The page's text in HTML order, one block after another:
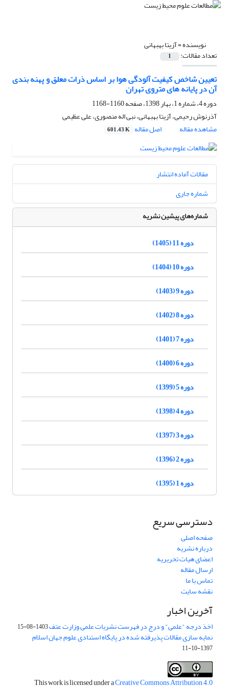
نویسنده =آزیتا بهبهانی
تعداد مقالات: 1
تعیین شاخص کیفیت آلودگی هوا بر اساس ذرات معلق و پهنه بندی
آن در پایانه های متروی تهران
دوره 4، شماره 1، بهار 1398، صفحه
1160-1168
آذرنوش رحیمی، آزیتا بهبهانی، نبی اله منصوری، علی عظیمی
مشاهده مقاله
اصل مقاله 601.43 K
مقالات آماده انتشار
شماره جاری
شماره‌های پیشین نشریه
دوره 11 (1405)
دوره 10 (1404)
دوره 9 (1403)
دوره 8 (1402)
دوره 7 (1401)
دوره 6 (1400)
دوره 5 (1399)
دوره 4 (1398)
دوره 3 (1397)
دوره 2 (1396)
دوره 1 (1395)
دسترسی سریع
صفحه اصلی
درباره نشریه
اعضای هیات تحریریه
ارسال مقاله
تماس با ما
نقشه سایت
آخرین اخبار
اخذ درجه "علمی" و درج در فهرست نشریات علمی وزارت عتف1403-08-15
نمایه سازی مقالات پذیرفته شده در پایگاه استنادی علوم جهان اسلام
1397-10-11
This work is licensed under aCreative Commons Attribution 4.0